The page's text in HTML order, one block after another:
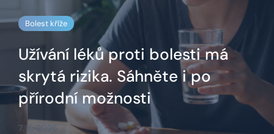
Bolest kříže
Užívání léků proti bolesti má
skrytá rizika. Sáhněte i po
přírodní možnosti
7. 8. 2026